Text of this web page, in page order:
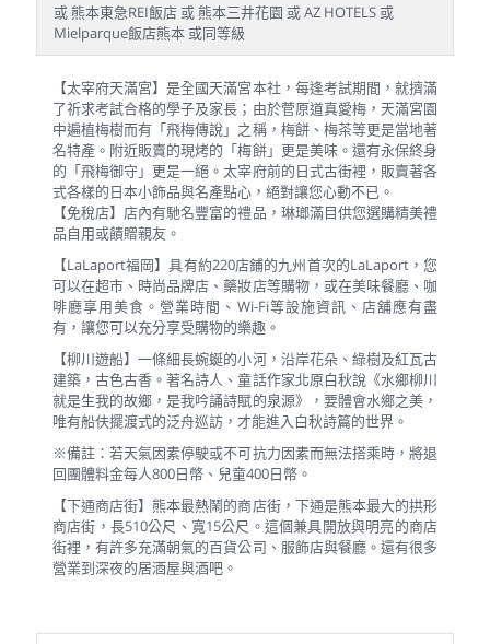
或 熊本東急REI飯店 或 熊本三井花園 或 AZ HOTELS 或
Mielparque飯店熊本 或同等級
【太宰府天滿宮】是全國天滿宮本社，每逢考試期間，就擠滿
了祈求考試合格的學子及家長；由於菅原道真愛梅，天滿宮園
中遍植梅樹而有「飛梅傳說」之稱，梅餅、梅茶等更是當地著
名特產。附近販賣的現烤的「梅餅」更是美味。還有永保終身
的「飛梅御守」更是一絕。太宰府前的日式古街裡，販賣著各
式各樣的日本小飾品與名產點心，絕對讓您心動不已。
【免稅店】店內有馳名豐富的禮品，琳瑯滿目供您選購精美禮
品自用或饋贈親友。
【LaLaport福岡】具有約220店鋪的九州首次的LaLaport，您
可以在超市、時尚品牌店、藥妝店等購物，或在美味餐廳、咖
啡廳享用美食。營業時間、Wi-Fi等設施資訊、店舖應有盡
有，讓您可以充分享受購物的樂趣。
【柳川遊船】一條細長蜿蜒的小河，沿岸花朵、綠樹及紅瓦古
建築，古色古香。著名詩人、童話作家北原白秋說《水鄉柳川
就是生我的故鄉，是我吟誦詩賦的泉源》，要體會水鄉之美，
唯有船伕擺渡式的泛舟巡訪，才能進入白秋詩篇的世界。
※備註：若天氣因素停駛或不可抗力因素而無法搭乘時，將退
回團體料金每人800日幣、兒童400日幣。
【下通商店街】熊本最熱鬧的商店街，下通是熊本最大的拱形
商店街，長510公尺、寬15公尺。這個兼具開放與明亮的商店
街裡，有許多充滿朝氣的百貨公司、服飾店與餐廳。還有很多
營業到深夜的居酒屋與酒吧。